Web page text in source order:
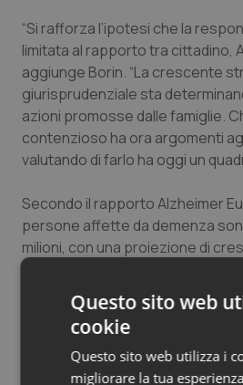
Sangue & coagulazione
Tiroide
Tumore al seno
Tumori del Polmone &
Ulcera & Reflusso
Vaccini
“Si rafforza l’ipotesi che la
limitata al rapporto tra cittadino,
aggiunge Borin. “La crescente
giurisprudenziale sta
azioni promosse dalle famiglie.
contenzioso ha ora argomenti
valutando di farlo ha oggi un
Secondo il rapporto Alzheimer
persone affette da demenza
milioni, con una proiezione di
principali voci di spesa per le
euro mensili, per percorsi
superare i 70.000 euro
sedimentazione della
responsabilità sanitaria sta
Questo sito web
cookie
Questo sito web utilizza i
migliorare la tua